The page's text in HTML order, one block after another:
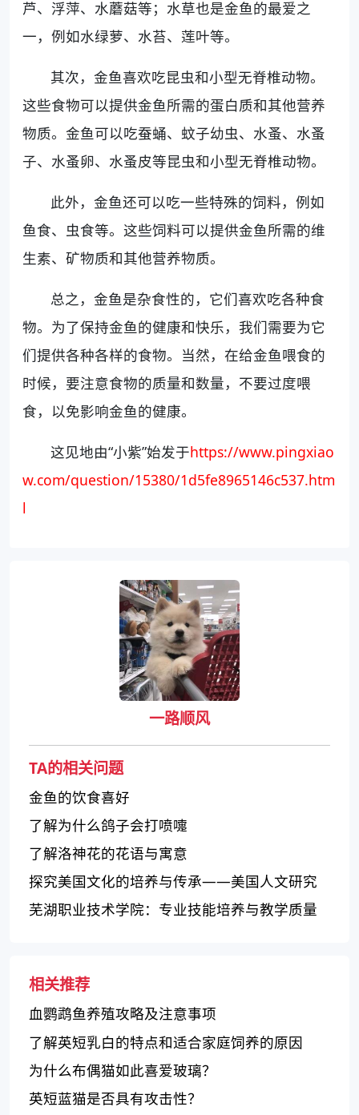
芦、浮萍、水蘑菇等；水草也是金鱼的最爱之
一，例如水绿萝、水苔、莲叶等。
其次，金鱼喜欢吃昆虫和小型无脊椎动物。
这些食物可以提供金鱼所需的蛋白质和其他营养
物质。金鱼可以吃蚕蛹、蚊子幼虫、水蚤、水蚤
子、水蚤卵、水蚤皮等昆虫和小型无脊椎动物。
此外，金鱼还可以吃一些特殊的饲料，例如
鱼食、虫食等。这些饲料可以提供金鱼所需的维
生素、矿物质和其他营养物质。
总之，金鱼是杂食性的，它们喜欢吃各种食
物。为了保持金鱼的健康和快乐，我们需要为它
们提供各种各样的食物。当然，在给金鱼喂食的
时候，要注意食物的质量和数量，不要过度喂
食，以免影响金鱼的健康。
这见地由“小紫”始发于https://www.pingxiao
w.com/question/15380/1d5fe8965146c537.htm
l
一路顺风
TA的相关问题
金鱼的饮食喜好
了解为什么鸽子会打喷嚏
了解洛神花的花语与寓意
探究美国文化的培养与传承——美国人文研究
中心(底特律)介绍
芜湖职业技术学院：专业技能培养与教学质量
相关推荐
血鹦鹉鱼养殖攻略及注意事项
了解英短乳白的特点和适合家庭饲养的原因
为什么布偶猫如此喜爱玻璃？
英短蓝猫是否具有攻击性？